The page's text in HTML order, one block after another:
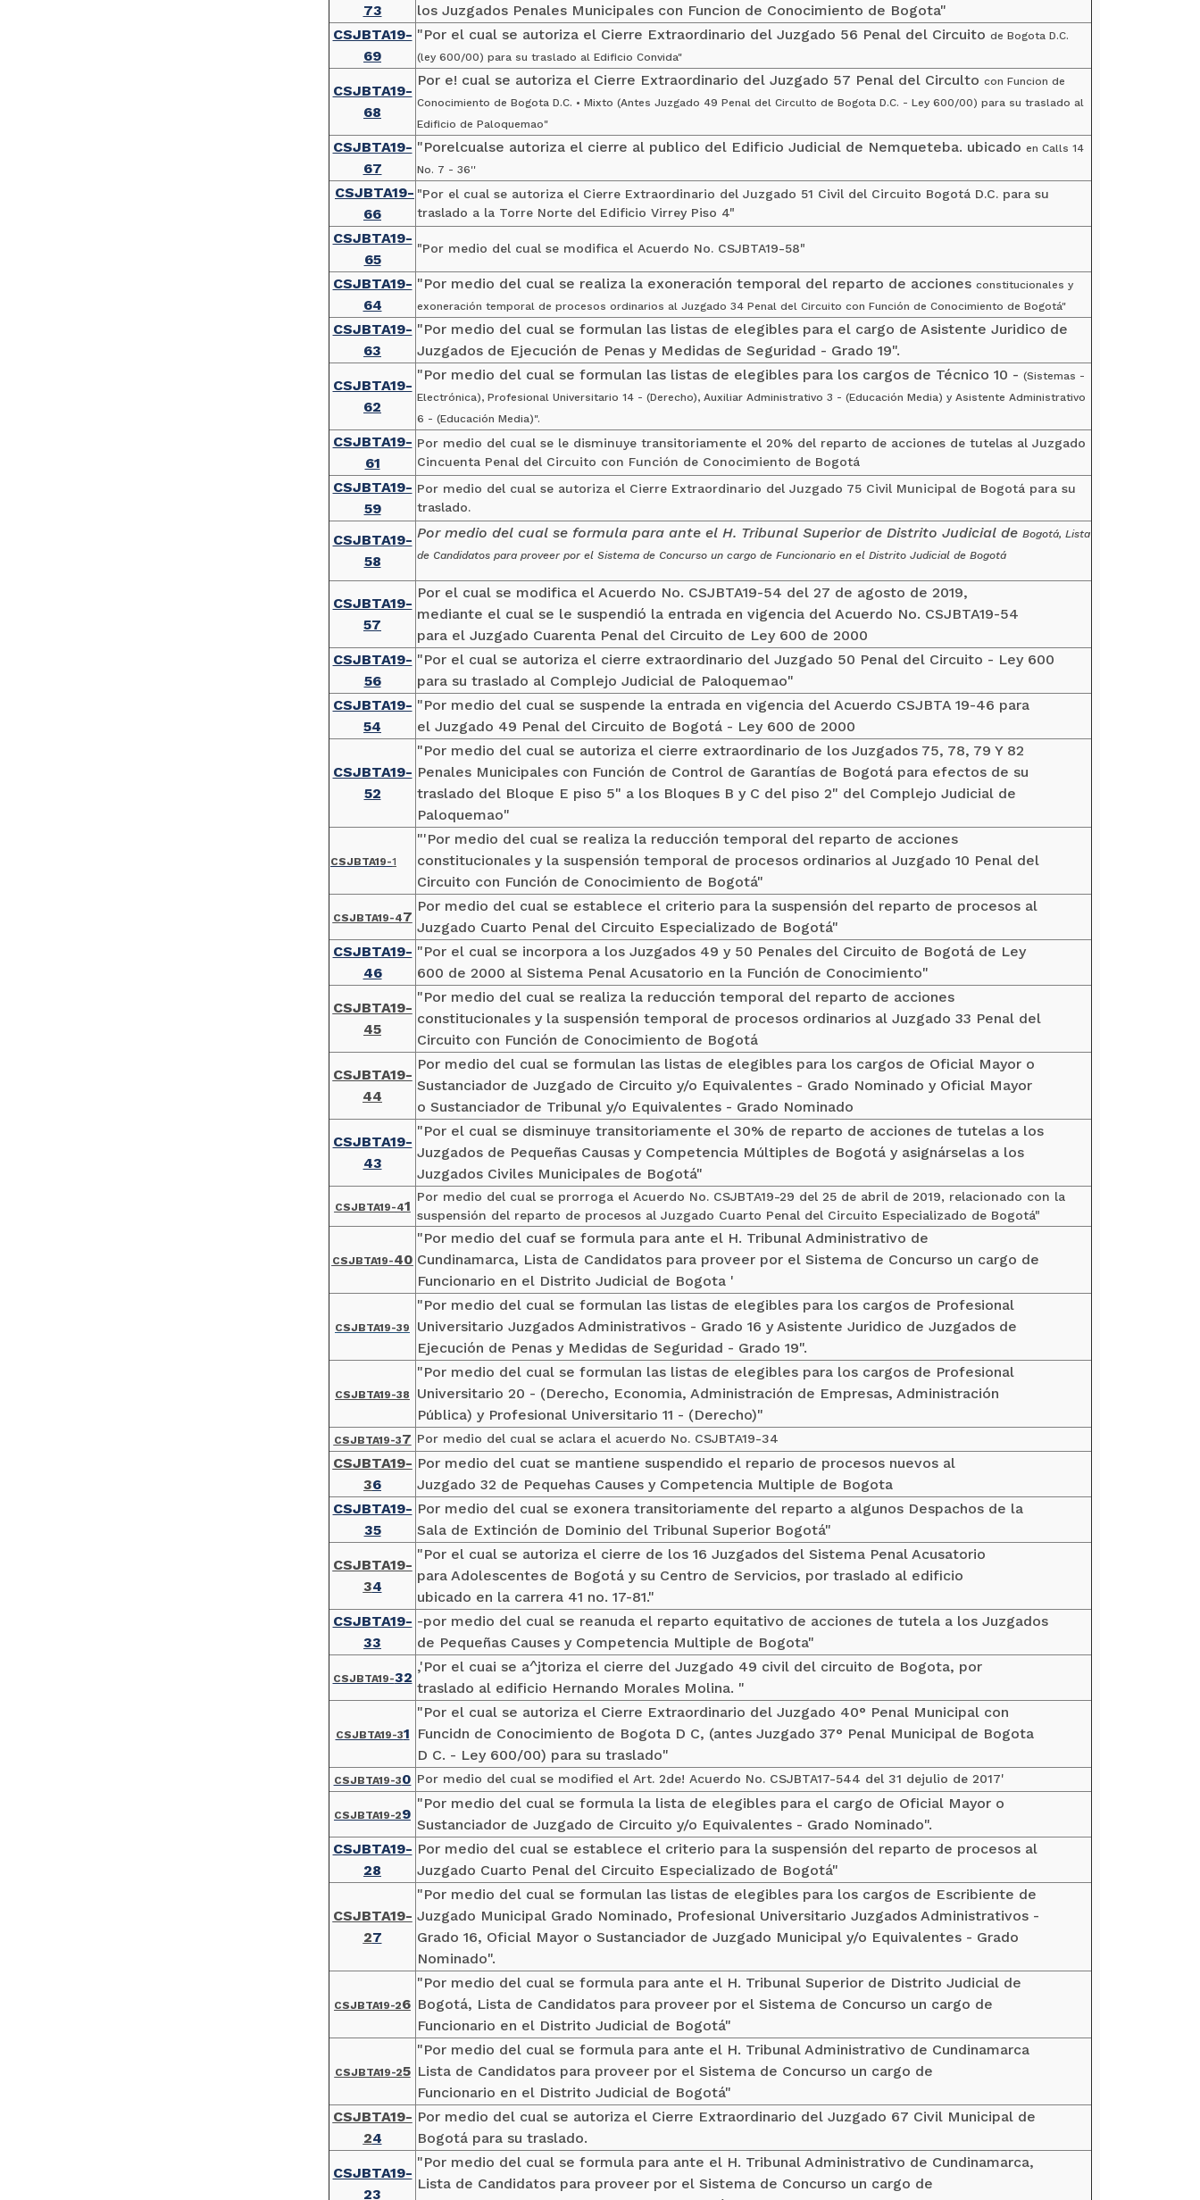
73
los Juzgados Penales Municipales con Funcion de Conocimiento de Bogota"
CSJBTA19-
69
"Por el cual se autoriza el Cierre Extraordinario del Juzgado 56 Penal del Circuito de Bogota D.C.
(ley 600/00) para su traslado al Edificio Convida"
CSJBTA19-
68
Por e! cual se autoriza el Cierre Extraordinario del Juzgado 57 Penal del Circulto con Funcion de
Conocimiento de Bogota D.C. • Mixto (Antes Juzgado 49 Penal del Circulto de Bogota D.C. - Ley 600/00) para su traslado al
Edificio de Paloquemao"
CSJBTA19-
67
"Porelcualse autoriza el cierre al publico del Edificio Judicial de Nemqueteba. ubicado en Calls 14
No. 7 - 36''
CSJBTA19-
66
"Por el cual se autoriza el Cierre Extraordinario del Juzgado 51 Civil del Circuito Bogotá D.C. para su
traslado a la Torre Norte del Edificio Virrey Piso 4"
CSJBTA19-
65
"Por medio del cual se modifica el Acuerdo No. CSJBTA19-58"
CSJBTA19-
64
"Por medio del cual se realiza la exoneración temporal del reparto de acciones constitucionales y
exoneración temporal de procesos ordinarios al Juzgado 34 Penal del Circuito con Función de Conocimiento de Bogotá"
CSJBTA19-
63
"Por medio del cual se formulan las listas de elegibles para el cargo de Asistente Juridico de
Juzgados de Ejecución de Penas y Medidas de Seguridad - Grado 19".
CSJBTA19-
62
"Por medio del cual se formulan las listas de elegibles para los cargos de Técnico 10 - (Sistemas -
Electrónica), Profesional Universitario 14 - (Derecho), Auxiliar Administrativo 3 - (Educación Media) y Asistente Administrativo
6 - (Educación Media)".
CSJBTA19-
61
Por medio del cual se le disminuye transitoriamente el 20% del reparto de acciones de tutelas al Juzgado
Cincuenta Penal del Circuito con Función de Conocimiento de Bogotá
CSJBTA19-
59
Por medio del cual se autoriza el Cierre Extraordinario del Juzgado 75 Civil Municipal de Bogotá para su
traslado.
CSJBTA19-
58
Por medio del cual se formula para ante el H. Tribunal Superior de Distrito Judicial de Bogotá, Lista
de Candidatos para proveer por el Sistema de Concurso un cargo de Funcionario en el Distrito Judicial de Bogotá
CSJBTA19-
57
Por el cual se modifica el Acuerdo No. CSJBTA19-54 del 27 de agosto de 2019,
mediante el cual se le suspendió la entrada en vigencia del Acuerdo No. CSJBTA19-54
para el Juzgado Cuarenta Penal del Circuito de Ley 600 de 2000
CSJBTA19-
56
"Por el cual se autoriza el cierre extraordinario del Juzgado 50 Penal del Circuito - Ley 600
para su traslado al Complejo Judicial de Paloquemao"
CSJBTA19-
54
"Por medio del cual se suspende la entrada en vigencia del Acuerdo CSJBTA 19-46 para
el Juzgado 49 Penal del Circuito de Bogotá - Ley 600 de 2000
CSJBTA19-
52
"Por medio del cual se autoriza el cierre extraordinario de los Juzgados 75, 78, 79 Y 82
Penales Municipales con Función de Control de Garantías de Bogotá para efectos de su
traslado del Bloque E piso 5" a los Bloques B y C del piso 2" del Complejo Judicial de
Paloquemao"
CSJBTA19-1
"'Por medio del cual se realiza la reducción temporal del reparto de acciones
constitucionales y la suspensión temporal de procesos ordinarios al Juzgado 10 Penal del
Circuito con Función de Conocimiento de Bogotá"
CSJBTA19-47
Por medio del cual se establece el criterio para la suspensión del reparto de procesos al
Juzgado Cuarto Penal del Circuito Especializado de Bogotá"
CSJBTA19-
46
"Por el cual se incorpora a los Juzgados 49 y 50 Penales del Circuito de Bogotá de Ley
600 de 2000 al Sistema Penal Acusatorio en la Función de Conocimiento"
CSJBTA19-
45
"Por medio del cual se realiza la reducción temporal del reparto de acciones
constitucionales y la suspensión temporal de procesos ordinarios al Juzgado 33 Penal del
Circuito con Función de Conocimiento de Bogotá
CSJBTA19-
44
Por medio del cual se formulan las listas de elegibles para los cargos de Oficial Mayor o
Sustanciador de Juzgado de Circuito y/o Equivalentes - Grado Nominado y Oficial Mayor
o Sustanciador de Tribunal y/o Equivalentes - Grado Nominado
CSJBTA19-
43
"Por el cual se disminuye transitoriamente el 30% de reparto de acciones de tutelas a los
Juzgados de Pequeñas Causas y Competencia Múltiples de Bogotá y asignárselas a los
Juzgados Civiles Municipales de Bogotá"
CSJBTA19-41
Por medio del cual se prorroga el Acuerdo No. CSJBTA19-29 del 25 de abril de 2019, relacionado con la
suspensión del reparto de procesos al Juzgado Cuarto Penal del Circuito Especializado de Bogotá"
CSJBTA19-40
"Por medio del cuaf se formula para ante el H. Tribunal Administrativo de
Cundinamarca, Lista de Candidatos para proveer por el Sistema de Concurso un cargo de
Funcionario en el Distrito Judicial de Bogota '
CSJBTA19-39
"Por medio del cual se formulan las listas de elegibles para los cargos de Profesional
Universitario Juzgados Administrativos - Grado 16 y Asistente Juridico de Juzgados de
Ejecución de Penas y Medidas de Seguridad - Grado 19".
CSJBTA19-38
"Por medio del cual se formulan las listas de elegibles para los cargos de Profesional
Universitario 20 - (Derecho, Economia, Administración de Empresas, Administración
Pública) y Profesional Universitario 11 - (Derecho)"
CSJBTA19-37 Por medio del cual se aclara el acuerdo No. CSJBTA19-34
CSJBTA19-
36
Por medio del cuat se mantiene suspendido el repario de procesos nuevos al
Juzgado 32 de Pequehas Causes y Competencia Multiple de Bogota
CSJBTA19-
35
Por medio del cual se exonera transitoriamente del reparto a algunos Despachos de la
Sala de Extinción de Dominio del Tribunal Superior Bogotá"
CSJBTA19-
34
"Por el cual se autoriza el cierre de los 16 Juzgados del Sistema Penal Acusatorio
para Adolescentes de Bogotá y su Centro de Servicios, por traslado al edificio
ubicado en la carrera 41 no. 17-81."
CSJBTA19-
33
-por medio del cual se reanuda el reparto equitativo de acciones de tutela a los Juzgados
de Pequeñas Causes y Competencia Multiple de Bogota"
CSJBTA19-32
,'Por el cuai se a^jtoriza el cierre del Juzgado 49 civil del circuito de Bogota, por
traslado al edificio Hernando Morales Molina. "
CSJBTA19-31
"Por el cual se autoriza el Cierre Extraordinario del Juzgado 40° Penal Municipal con
Funcidn de Conocimiento de Bogota D C, (antes Juzgado 37° Penal Municipal de Bogota
D C. - Ley 600/00) para su traslado"
CSJBTA19-30 Por medio del cual se modified el Art. 2de! Acuerdo No. CSJBTA17-544 del 31 dejulio de 2017'
CSJBTA19-29
"Por medio del cual se formula la lista de elegibles para el cargo de Oficial Mayor o
Sustanciador de Juzgado de Circuito y/o Equivalentes - Grado Nominado".
CSJBTA19-
28
Por medio del cual se establece el criterio para la suspensión del reparto de procesos al
Juzgado Cuarto Penal del Circuito Especializado de Bogotá"
CSJBTA19-
27
"Por medio del cual se formulan las listas de elegibles para los cargos de Escribiente de
Juzgado Municipal Grado Nominado, Profesional Universitario Juzgados Administrativos -
Grado 16, Oficial Mayor o Sustanciador de Juzgado Municipal y/o Equivalentes - Grado
Nominado".
CSJBTA19-26
"Por medio del cual se formula para ante el H. Tribunal Superior de Distrito Judicial de
Bogotá, Lista de Candidatos para proveer por el Sistema de Concurso un cargo de
Funcionario en el Distrito Judicial de Bogotá"
CSJBTA19-25
"Por medio del cual se formula para ante el H. Tribunal Administrativo de Cundinamarca
Lista de Candidatos para proveer por el Sistema de Concurso un cargo de
Funcionario en el Distrito Judicial de Bogotá"
CSJBTA19-
24
Por medio del cual se autoriza el Cierre Extraordinario del Juzgado 67 Civil Municipal de
Bogotá para su traslado.
CSJBTA19-
23
"Por medio del cual se formula para ante el H. Tribunal Administrativo de Cundinamarca,
Lista de Candidatos para proveer por el Sistema de Concurso un cargo de